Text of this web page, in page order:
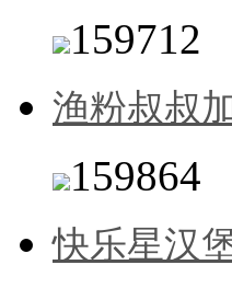
159712
渔粉叔叔
159864
快乐星汉